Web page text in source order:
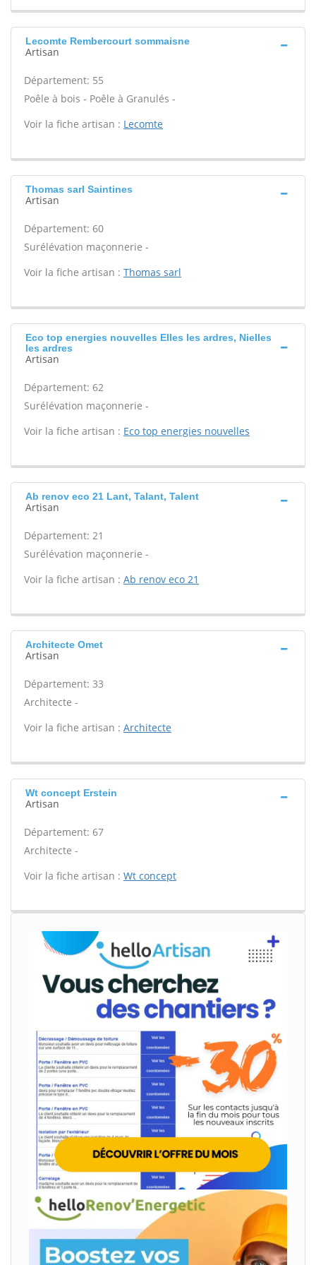
Lecomte Rembercourt sommaisne
Artisan
Département: 55
Poêle à bois - Poêle à Granulés -
Voir la fiche artisan : Lecomte
Thomas sarl Saintines
Artisan
Département: 60
Surélévation maçonnerie -
Voir la fiche artisan : Thomas sarl
Eco top energies nouvelles Elles les ardres, Nielles
les ardres
Artisan
Département: 62
Surélévation maçonnerie -
Voir la fiche artisan : Eco top energies nouvelles
Ab renov eco 21 Lant, Talant, Talent
Artisan
Département: 21
Surélévation maçonnerie -
Voir la fiche artisan : Ab renov eco 21
Architecte Omet
Artisan
Département: 33
Architecte -
Voir la fiche artisan : Architecte
Wt concept Erstein
Artisan
Département: 67
Architecte -
Voir la fiche artisan : Wt concept